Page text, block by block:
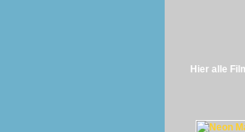
Hier alle